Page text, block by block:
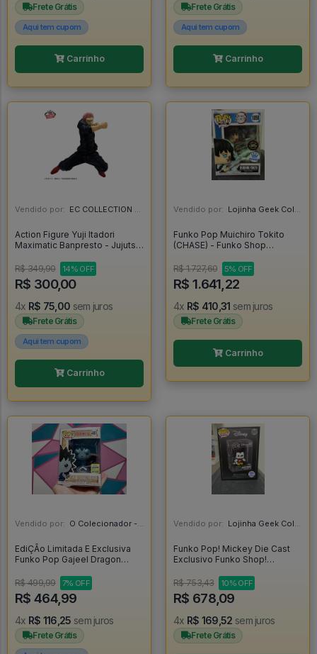
Frete Grátis
Aqui tem cupom
Carrinho
Frete Grátis
Aqui tem cupom
Carrinho
Vendido por: EC COLLECTION - SP
Action Figure Yuji Itadori
Maximatic Banpresto - Jujutsu
R$ 349,90
14% OFF
R$ 300,00
4x R$ 75,00 sem juros
Frete Grátis
Aqui tem cupom
Carrinho
Vendido por: Lojinha Geek Colecionáveis - DF
Funko Pop Muichiro Tokito
(CHASE) - Funko Shop
#1858 *RARO* - FUNKO POP
#1858
R$ 1.727,60 5% OFF
R$ 1.641,22
4x R$ 410,31 sem juros
Frete Grátis
Carrinho
Vendido por: O Colecionador - SP
EdiÇÃo Limitada E Exclusiva
Funko Pop Gajeel Dragon
R$ 499,99
7% OFF
R$ 464,99
4x R$ 116,25 sem juros
Frete Grátis
Vendido por: Lojinha Geek Colecionáveis - DF
Funko Pop! Mickey Die Cast
Exclusivo Funko Shop!
R$ 753,43
10% OFF
R$ 678,09
4x R$ 169,52 sem juros
Frete Grátis